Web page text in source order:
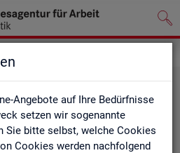
Angebote auf Ihre Bedürfnisse
setzen wir sogenannte
Sie bitte selbst, welche Cookies
Cookies werden nachfolgend